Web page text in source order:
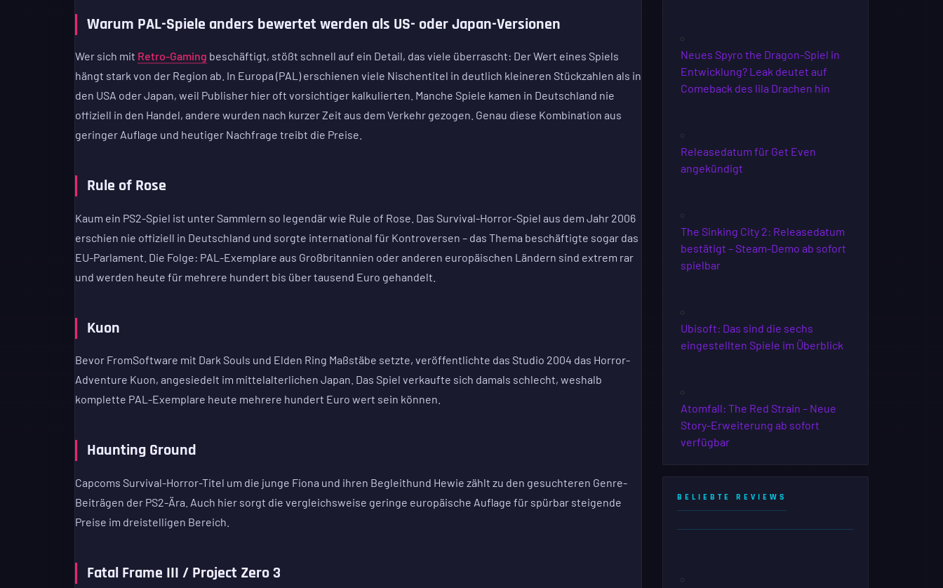
Warum PAL-Spiele anders bewertet werden als US- oder Japan-Versionen
Wer sich mit Retro-Gaming beschäftigt, stößt schnell auf ein Detail, das viele überrascht: Der Wert eines Spiels
hängt stark von der Region ab. In Europa (PAL) erschienen viele Nischentitel in deutlich kleineren Stückzahlen als in
den USA oder Japan, weil Publisher hier oft vorsichtiger kalkulierten. Manche Spiele kamen in Deutschland nie
offiziell in den Handel, andere wurden nach kurzer Zeit aus dem Verkehr gezogen. Genau diese Kombination aus
geringer Auflage und heutiger Nachfrage treibt die Preise.
Rule of Rose
Kaum ein PS2-Spiel ist unter Sammlern so legendär wie Rule of Rose. Das Survival-Horror-Spiel aus dem Jahr 2006
erschien nie offiziell in Deutschland und sorgte international für Kontroversen – das Thema beschäftigte sogar das
EU-Parlament. Die Folge: PAL-Exemplare aus Großbritannien oder anderen europäischen Ländern sind extrem rar
und werden heute für mehrere hundert bis über tausend Euro gehandelt.
Kuon
Bevor FromSoftware mit Dark Souls und Elden Ring Maßstäbe setzte, veröffentlichte das Studio 2004 das Horror-
Adventure Kuon, angesiedelt im mittelalterlichen Japan. Das Spiel verkaufte sich damals schlecht, weshalb
komplette PAL-Exemplare heute mehrere hundert Euro wert sein können.
Haunting Ground
Capcoms Survival-Horror-Titel um die junge Fiona und ihren Begleithund Hewie zählt zu den gesuchteren Genre-
Beiträgen der PS2-Ära. Auch hier sorgt die vergleichsweise geringe europäische Auflage für spürbar steigende
Preise im dreistelligen Bereich.
Fatal Frame III / Project Zero 3
Neues Spyro the Dragon-Spiel in
Entwicklung? Leak deutet auf
Comeback des lila Drachen hin
Releasedatum für Get Even
angekündigt
The Sinking City 2: Releasedatum
bestätigt – Steam-Demo ab sofort
spielbar
Ubisoft: Das sind die sechs
eingestellten Spiele im Überblick
Atomfall: The Red Strain – Neue
Story-Erweiterung ab sofort
verfügbar
BELIEBTE REVIEWS